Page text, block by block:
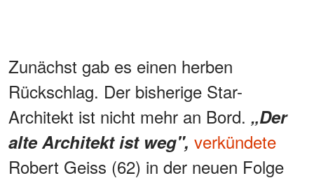
Zunächst gab es einen herben
Rückschlag. Der bisherige Star-
Architekt ist nicht mehr an Bord. „Der
alte Architekt ist weg", verkündete
Robert Geiss (62) in der neuen Folge